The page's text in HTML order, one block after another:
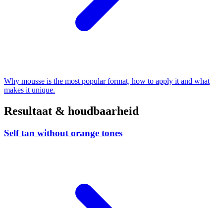
Why mousse is the most popular format, how to apply it and what
makes it unique.
Resultaat & houdbaarheid
Self tan without orange tones